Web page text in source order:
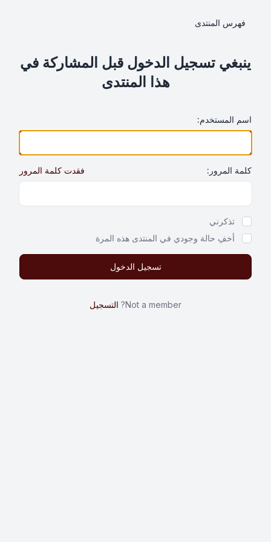
فهرس المنتدى
ينبغي تسجيل الدخول قبل المشاركة في
هذا المنتدى
اسم المستخدم:
كلمة المرور: فقدت كلمة المرور
تذكرني
أخفِ حالة وجودي في المنتدى هذه المرة
Not a member? التسجيل